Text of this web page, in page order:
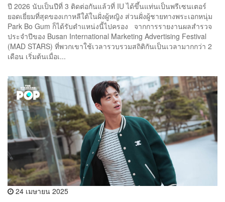
ปี 2026 นับเป็นปีที่ 3 ติดต่อกันแล้วที่ IU ได้ขึ้นแท่นเป็นพรีเซนเตอร์
ยอดเยี่ยมที่สุดของเกาหลีใต้ในฝั่งผู้หญิง ส่วนฝั่งผู้ชายทางพระเอกหนุ่ม
Park Bo Gum ก็ได้รับตำแหน่งนี้ไปครอง จากการรายงานผลสำรวจ
ประจำปีของ Busan International Marketing Advertising Festival
(MAD STARS) ที่พวกเขาใช้เวลารวบรวมสถิติกันเป็นเวลามากกว่า 2
เดือน เริ่มต้นเมื่อเ...
24 เมษายน 2025